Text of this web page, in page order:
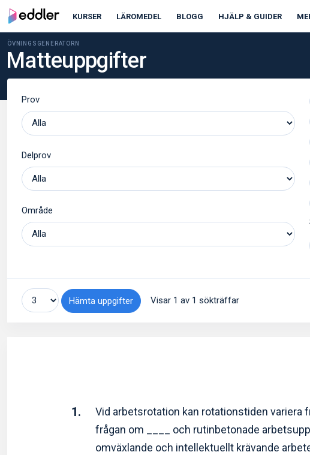
KURSER LÄROMEDEL BLOGG HJÄLP & GUIDER
ÖVNINGSGENERATORN
Matteuppgifter
Prov
Delprov
Område
Hämta uppgifter Visar 1 av 1 sökträffar
1.
Vid arbetsrotation kan rotationstiden variera
frågan om ____ och rutinbetonade
omväxlande och intellektuellt krävande